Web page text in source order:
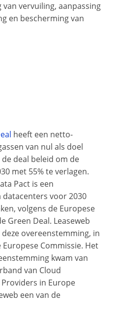
vervuiling, aanpassing
en bescherming van
heeft een netto-
van nul als doel
deal beleid om de
met 55% te verlagen.
Pact is een
voor 2030
volgens de Europese
Green Deal. Leaseweb
overeenstemming, in
Commissie. Het
kwam van
van Cloud
in Europe
een van de